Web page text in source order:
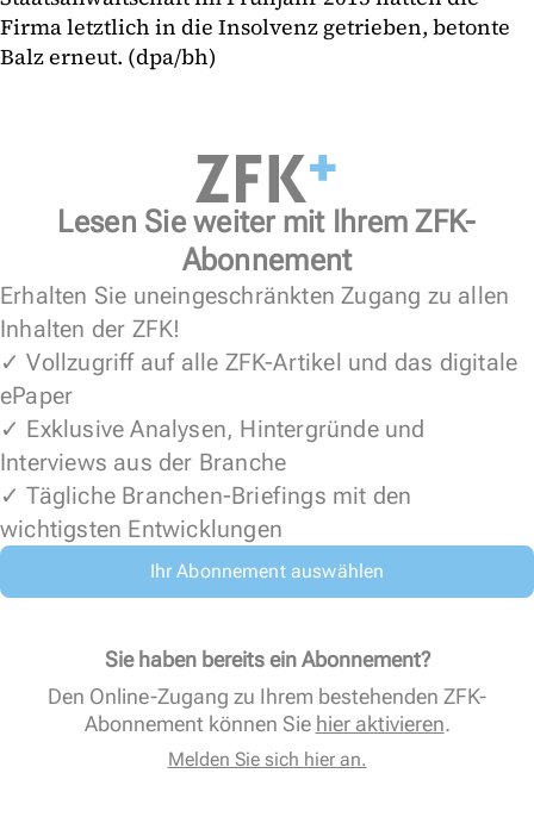
Firma letztlich in die Insolvenz getrieben, betonte
Balz erneut. (dpa/bh)
Lesen Sie weiter mit Ihrem ZFK-
Abonnement
Erhalten Sie uneingeschränkten Zugang zu allen
Inhalten der ZFK!
✓ Vollzugriff auf alle ZFK-Artikel und das digitale
ePaper
✓ Exklusive Analysen, Hintergründe und
Interviews aus der Branche
✓ Tägliche Branchen-Briefings mit den
wichtigsten Entwicklungen
Ihr Abonnement auswählen
Sie haben bereits ein Abonnement?
Den Online-Zugang zu Ihrem bestehenden ZFK-
Abonnement können Sie hier aktivieren.
Melden Sie sich hier an.